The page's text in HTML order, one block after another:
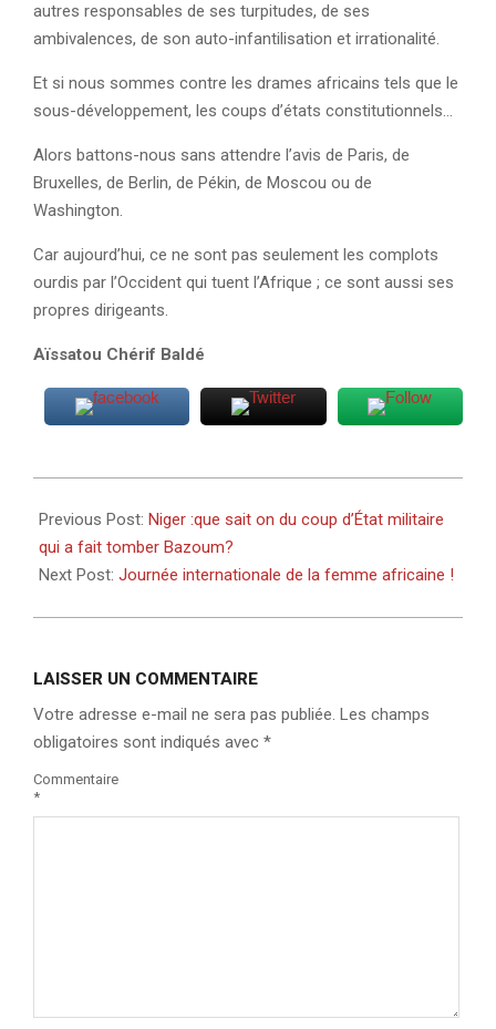
autres responsables de ses turpitudes, de ses
ambivalences, de son auto-infantilisation et irrationalité.
Et si nous sommes contre les drames africains tels que le
sous-développement, les coups d’états constitutionnels…
Alors battons-nous sans attendre l’avis de Paris, de
Bruxelles, de Berlin, de Pékin, de Moscou ou de
Washington.
Car aujourd’hui, ce ne sont pas seulement les complots
ourdis par l’Occident qui tuent l’Afrique ; ce sont aussi ses
propres dirigeants.
Aïssatou Chérif Baldé
07-
29
Previous Post: Niger :que sait on du coup d’État militaire
qui a fait tomber Bazoum?
Next Post: Journée internationale de la femme africaine !
LAISSER UN COMMENTAIRE
Votre adresse e-mail ne sera pas publiée. Les champs
obligatoires sont indiqués avec *
Commentaire
*